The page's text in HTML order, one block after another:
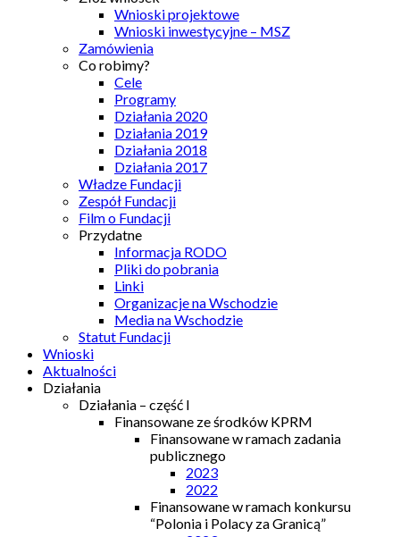
Wnioski projektowe
Wnioski inwestycyjne – MSZ
Zamówienia
Co robimy?
Cele
Programy
Działania 2020
Działania 2019
Działania 2018
Działania 2017
Władze Fundacji
Zespół Fundacji
Film o Fundacji
Przydatne
Informacja RODO
Pliki do pobrania
Linki
Organizacje na Wschodzie
Media na Wschodzie
Statut Fundacji
Wnioski
Aktualności
Działania
Działania – część I
Finansowane ze środków KPRM
Finansowane w ramach zadania
publicznego
2023
2022
Finansowane w ramach konkursu
“Polonia i Polacy za Granicą”